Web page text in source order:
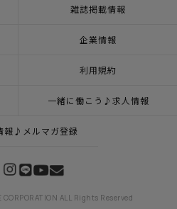
雑誌掲載情報
企業情報
利用規約
一緒に働こう♪求人情報
報♪メルマガ登録
CORPORATION ALL Rights Reserved